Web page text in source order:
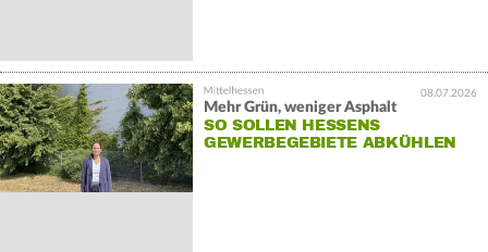
08.07.2026
Mehr Grün, weniger Asphalt
SO SOLLEN HESSENS
GEWERBEGEBIETE ABKÜHLEN